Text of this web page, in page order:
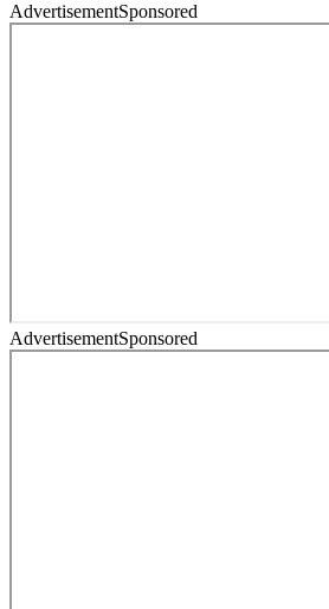
AdvertisementSponsored
AdvertisementSponsored